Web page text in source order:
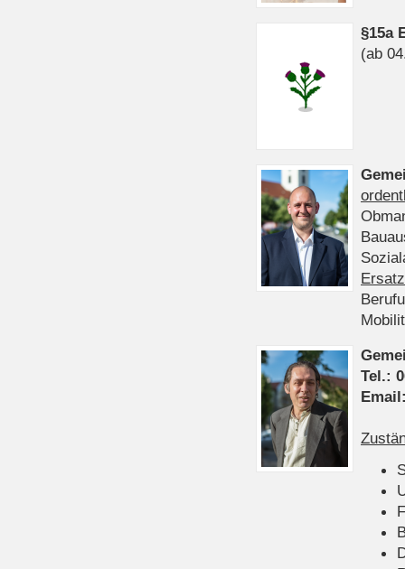
§15a
(ab
Tel.: